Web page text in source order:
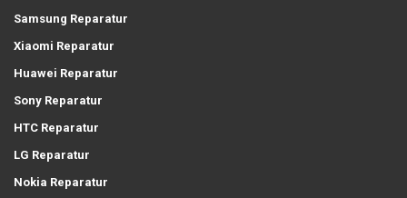
Samsung Reparatur
Xiaomi Reparatur
Huawei Reparatur
Sony Reparatur
HTC Reparatur
LG Reparatur
Nokia Reparatur